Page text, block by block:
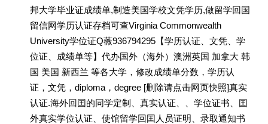
邦大学毕业证成绩单,制造美国学校文凭学历,做留学回国
留信网学历认证存档可查Virginia Commonwealth
University学位证Q薇936794295【学历认证、文凭、学
位证、成绩单等】代办国外（海外）澳洲英国 加拿大 韩
国 美国 新西兰 等各大学，修改成绩单分数，学历认
证，文凭，diploma，degree [删除请点击网页快照]真实
认证.海外回囯的同学定制、真实认证、、学位证书、囯
外真实学位认证、使馆留学回囯人员证明、录取通知书